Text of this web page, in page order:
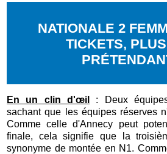
NATIONALE 2
TICKETS,
En un clin d'œil
: Deux
sachant que les équipes réserves
Comme celle d'Annecy peut
finale, cela signifie que la
synonyme de montée en N1.